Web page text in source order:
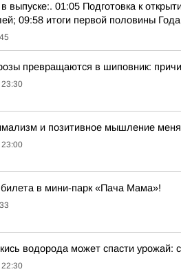
выпуске:. 01:05 Подготовка к
09:58 итоги первой половины
превращаются в шиповник:
23:30
и позитивное мышление
23:00
в мини-парк «Пача Мама»!
водорода может спасти
22:30